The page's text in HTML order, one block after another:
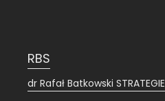
RBS
dr Rafał Batkowski STRATEGIE